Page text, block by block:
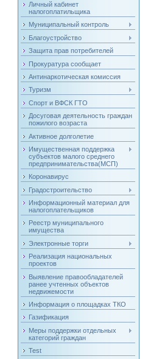
Личный кабинет
налогоплатильщика
Муниципальный контроль
Благоустройство
Защита прав потребителей
Прокуратура сообщает
Антинаркотическая комиссия
Туризм
Спорт и ВФСК ГТО
Досуговая деятельность граждан
пожилого возраста
Активное долголетие
Имущественная поддержка
субъектов малого среднего
предпринимательства(МСП)
Коронавирус
Градостроительство
Информационный материал для
налогоплательщиков
Реестр муниципального
имущества
Электронные торги
Реализация национальных
проектов
Выявление правообладателей
ранее учтенных объектов
недвижемости
Информация о площадках ТКО
Газификация
Меры поддержки отдельных
категорий граждан
Test